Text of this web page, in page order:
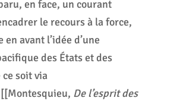
en face, un courant
le recours à la force,
avant l’idée d’une
des États et des
ce soit via
De l’esprit des